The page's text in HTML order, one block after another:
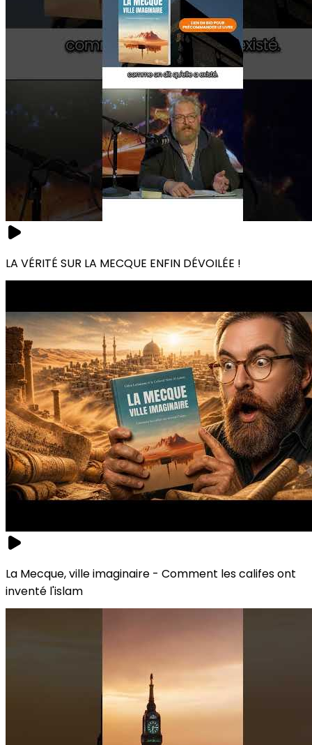
LA VÉRITÉ SUR LA MECQUE ENFIN DÉVOILÉE !
La Mecque, ville imaginaire - Comment les califes ont
inventé l'islam